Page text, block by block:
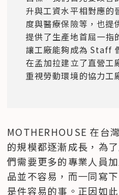
升與工資水平相對應的
度與醫療保險等，也提
提供了生產地首屈一指
讓工廠能夠成為 Staff
在孟加拉建立了直營工
重視勞動環境的協力工
MOTHERHOUSE 在台
的規模都逐漸成長，為
們需要更多的專業人員
品並不容易，而一同寫
是件容易的事。正因如